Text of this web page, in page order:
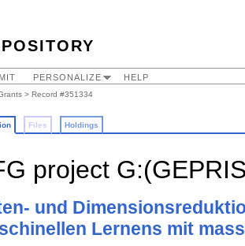
PERSONALIZE HELP
> Record #351334
Files Holdings
project
und
Lernens mit